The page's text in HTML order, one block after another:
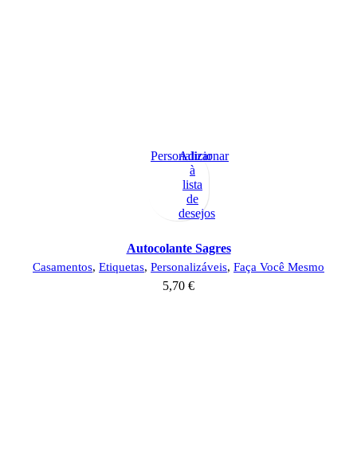
Personalizar
Adicionar
à
lista
de
desejos
Autocolante Sagres
Casamentos, Etiquetas, Personalizáveis, Faça Você Mesmo
5,70 €